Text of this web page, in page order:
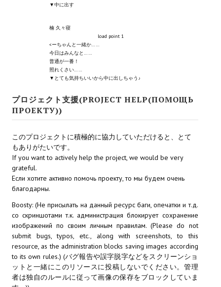
Новости Архив
МОДЫ ДЛЯ ИГР
Mass Effect 2
Mass Effect 3
Divinity Original Sin Enhanced Edition
Dragon Age: Origins
Dragon Age 2
Dragon Age: Inquisition
▼中に出す
楠 久々寝
load point 1
<ーちゃんと一緒か……
今日はみんなと……
普通が一番！
照れくさい……
▼とても気持ちいいから中に出しちゃう♪
プロジェクト支援(PROJECT HELP(ПОМОЩЬ
ПРОЕКТУ))
このプロジェクトに積極的に協力していただけると、とて
もありがたいです。
If you want to actively help the project, we would be very
grateful.
Если хотите активно помочь проекту, то мы будем очень
благодарны.
Boosty: (Не присылать на данный ресурс баги, опечатки и т.д.
со скриншотами т.к. администрация блокирует сохранение
изображений по своим личным правилам. (Please do not
submit bugs, typos, etc., along with screenshots, to this
resource, as the administration blocks saving images according
to its own rules.) (バグ報告や誤字脱字などをスクリーンショ
ットと一緒にこのリソースに投稿しないでください。管理
者は独自のルールに従って画像の保存をブロックしていま